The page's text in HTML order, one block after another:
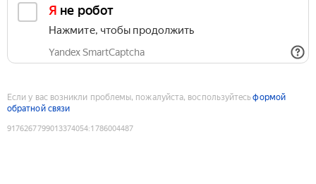
Я не робот
Нажмите, чтобы продолжить
Yandex SmartCaptcha
Если у вас возникли проблемы, пожалуйста, воспользуйтесьформой
обратной связи
9176267799013374054:1786004487